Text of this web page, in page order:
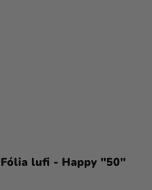
Fólia lufi - Happy ''50''